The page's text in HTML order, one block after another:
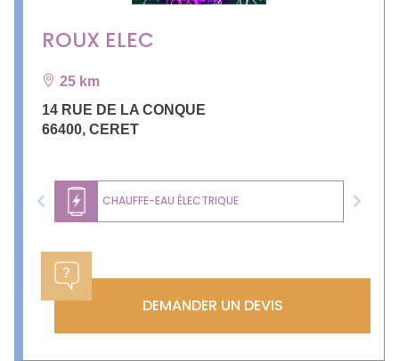
ROUX ELEC
25 km
14 RUE DE LA CONQUE
66400, CERET
CHAUFFE-EAU ÉLECTRIQUE
Previous Next
DEMANDER UN DEVIS